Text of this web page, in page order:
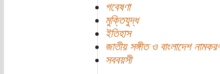
গবেষণা
মুক্তিযুদ্ধ
ইতিহাস
জাতীয় সঙ্গীত ও বাংলাদেশ
সববয়সী